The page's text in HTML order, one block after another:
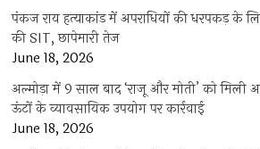
पंकज राय हत्याकांड में अपराधियों की धरपकड़ के
की SIT, छापेमारी तेज
June 18, 2026
अल्मोड़ा में 9 साल बाद ‘राजू और मोती’ को
ऊंटों के व्यावसायिक उपयोग पर कार्रवाई
June 18, 2026